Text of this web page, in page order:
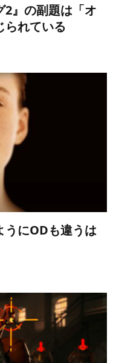
2』の副題は「オ
られている
うにODも違うは